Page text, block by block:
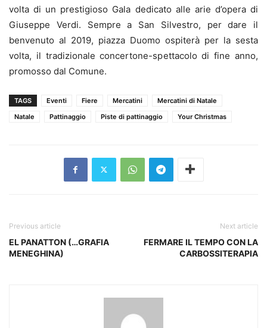
volta di un prestigioso Gala dedicato alle arie d’opera di
Giuseppe Verdi. Sempre a San Silvestro, per dare il
benvenuto al 2019, piazza Duomo ospiterà per la sesta
volta, il tradizionale concertone-spettacolo di fine anno,
promosso dal Comune.
TAGS Eventi Fiere Mercatini
Mercatini di Natale
Natale
Pattinaggio Piste di pattinaggio Your Christmas
Previous article
EL PANATTON (…GRAFIA
MENEGHINA)
Next article
FERMARE IL TEMPO CON LA
CARBOSSITERAPIA